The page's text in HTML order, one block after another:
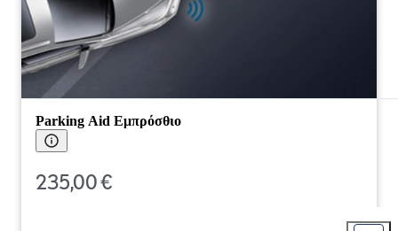
Parking Aid Εμπρόσθιο
235,00 €